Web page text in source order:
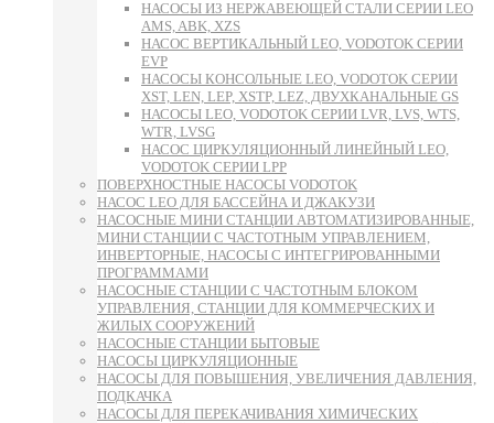
НАСОСЫ ИЗ НЕРЖАВЕЮЩЕЙ СТАЛИ СЕРИИ LEO
AMS, ABK, XZS
НАСОС ВЕРТИКАЛЬНЫЙ LEO, VODOTOK СЕРИИ
EVP
НАСОСЫ КОНСОЛЬНЫЕ LEO, VODOTOK СЕРИИ
XST, LEN, LEP, XSTP, LEZ, ДВУХКАНАЛЬНЫЕ GS
НАСОСЫ LEO, VODOTOK СЕРИИ LVR, LVS, WTS,
WTR, LVSG
НАСОС ЦИРКУЛЯЦИОННЫЙ ЛИНЕЙНЫЙ LEO,
VODOTOK СЕРИИ LPP
ПОВЕРХНОСТНЫЕ НАСОСЫ VODOTOK
НАСОС LEO ДЛЯ БАССЕЙНА И ДЖАКУЗИ
НАСОСНЫЕ МИНИ СТАНЦИИ АВТОМАТИЗИРОВАННЫЕ,
МИНИ СТАНЦИИ С ЧАСТОТНЫМ УПРАВЛЕНИЕМ,
ИНВЕРТОРНЫЕ, НАСОСЫ С ИНТЕГРИРОВАННЫМИ
ПРОГРАММАМИ
НАСОСНЫЕ СТАНЦИИ С ЧАСТОТНЫМ БЛОКОМ
УПРАВЛЕНИЯ, СТАНЦИИ ДЛЯ КОММЕРЧЕСКИХ И
ЖИЛЫХ СООРУЖЕНИЙ
НАСОСНЫЕ СТАНЦИИ БЫТОВЫЕ
НАСОСЫ ЦИРКУЛЯЦИОННЫЕ
НАСОСЫ ДЛЯ ПОВЫШЕНИЯ, УВЕЛИЧЕНИЯ ДАВЛЕНИЯ,
ПОДКАЧКА
НАСОСЫ ДЛЯ ПЕРЕКАЧИВАНИЯ ХИМИЧЕСКИХ